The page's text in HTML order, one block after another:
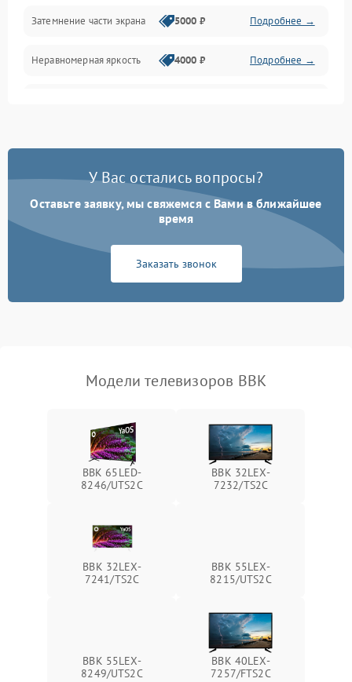
Механические повреждения
Программное обеспечение
Сеть и подключения
Аудио
Сетевая
Затемнение части экрана 5000 ₽ Подробнее →
Неравномерная яркость 4000 ₽ Подробнее →
У Вас остались вопросы?
Оставьте заявку, мы свяжемся с Вами в ближайшее
время
Заказать звонок
Модели телевизоров BBK
BBK 65LED-
8246/UTS2C
BBK 32LEX-
7232/TS2C
BBK 32LEX-
7241/TS2C
BBK 55LEX-
8215/UTS2C
BBK 55LEX-
8249/UTS2C
BBK 40LEX-
7257/FTS2C